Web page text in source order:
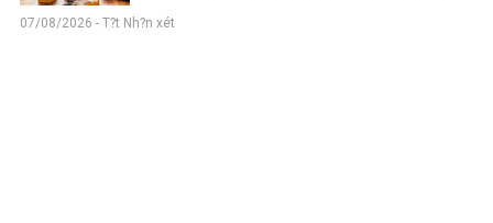
07/08/2026 - T?t Nh?n xét